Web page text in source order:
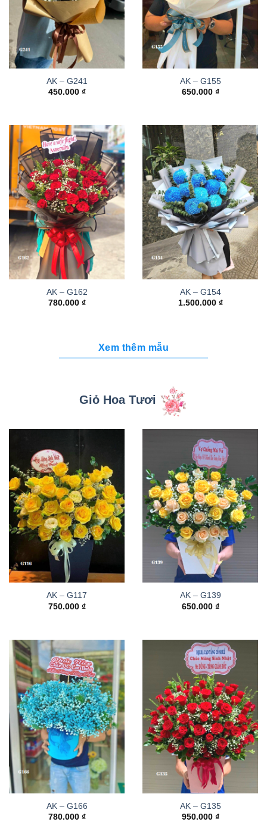
AK – G241
450.000 ₫
AK – G155
650.000 ₫
AK – G162
780.000 ₫
AK – G154
1.500.000 ₫
Xem thêm mẫu
Giỏ Hoa Tươi
AK – G117
750.000 ₫
AK – G139
650.000 ₫
AK – G166
780.000 ₫
AK – G135
950.000 ₫